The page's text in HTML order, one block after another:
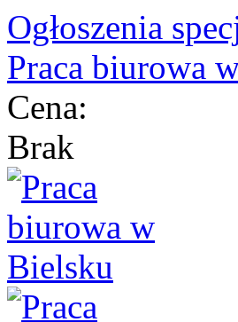
Ogłoszenia
Praca biurowa
Cena:
Brak